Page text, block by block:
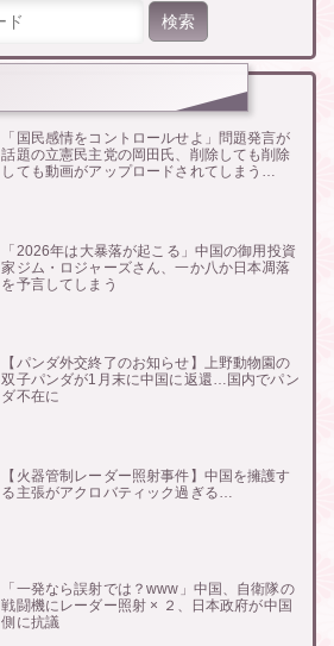
「国民感情をコントロールせよ」問題発言が
話題の立憲民主党の岡田氏、削除しても削除
しても動画がアップロードされてしまう…
「2026年は大暴落が起こる」中国の御用投資
家ジム・ロジャーズさん、一か八か日本凋落
を予言してしまう
【パンダ外交終了のお知らせ】上野動物園の
双子パンダが1月末に中国に返還…国内でパン
ダ不在に
【火器管制レーダー照射事件】中国を擁護す
る主張がアクロバティック過ぎる…
「一発なら誤射では？www」中国、自衛隊の
戦闘機にレーダー照射 × ２、日本政府が中国
側に抗議